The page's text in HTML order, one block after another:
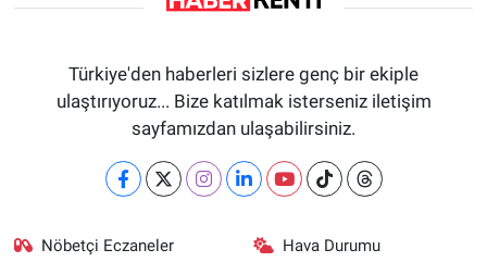
Türkiye'den haberleri sizlere genç bir ekiple
ulaştırıyoruz... Bize katılmak isterseniz iletişim
sayfamızdan ulaşabilirsiniz.
Nöbetçi Eczaneler Hava Durumu